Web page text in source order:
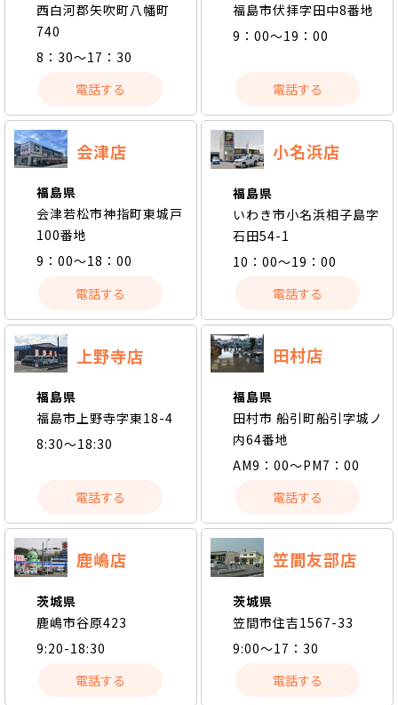
西白河郡矢吹町八幡町
740
8：30～17：30
電話する
福島市伏拝字田中8番地
9：00～19：00
電話する
会津店
福島県
会津若松市神指町東城戸
100番地
9：00～18：00
電話する
小名浜店
福島県
いわき市小名浜相子島字
石田54-1
10：00～19：00
電話する
上野寺店
福島県
福島市上野寺字東18-4
8:30～18:30
電話する
田村店
福島県
田村市 船引町船引字城ノ
内64番地
AM9：00～PM7：00
電話する
鹿嶋店
茨城県
鹿嶋市谷原423
9:20-18:30
電話する
笠間友部店
茨城県
笠間市住吉1567-33
9:00～17：30
電話する